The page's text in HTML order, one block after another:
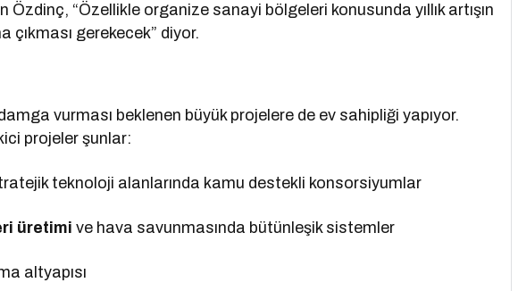
Özdinç, “Özellikle organize sanayi bölgeleri konusunda yıllık artışın
çıkması gerekecek” diyor.
vurması beklenen büyük projelere de ev sahipliği yapıyor.
projeler şunlar:
teknoloji alanlarında kamu destekli konsorsiyumlar
üretimi ve hava savunmasında bütünleşik sistemler
altyapısı